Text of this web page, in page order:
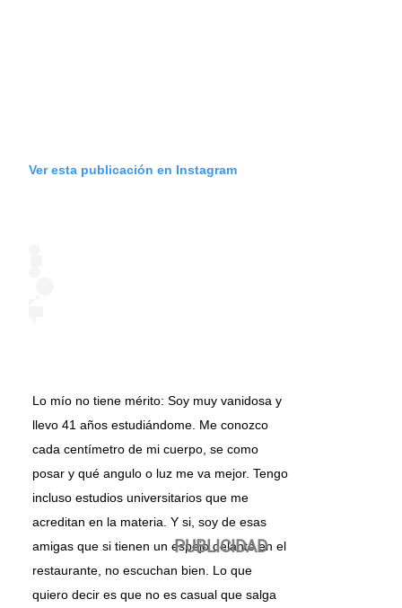
Ver esta publicación en Instagram
Lo mío no tiene mérito: Soy muy vanidosa y
llevo 41 años estudiándome. Me conozco
cada centímetro de mi cuerpo, se como
posar y qué angulo o luz me va mejor. Tengo
incluso estudios universitarios que me
acreditan en la materia. Y si, soy de esas
amigas que si tienen un espejo delante en el
restaurante, no escuchan bien. Lo que
quiero decir es que no es casual que salga